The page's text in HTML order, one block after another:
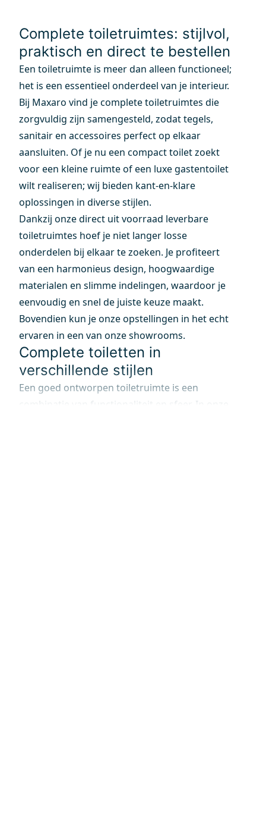
Complete toiletruimtes: stijlvol,
praktisch en direct te bestellen
Een toiletruimte is meer dan alleen functioneel;
het is een essentieel onderdeel van je interieur.
Bij Maxaro vind je complete toiletruimtes die
zorgvuldig zijn samengesteld, zodat tegels,
sanitair en accessoires perfect op elkaar
aansluiten. Of je nu een compact toilet zoekt
voor een kleine ruimte of een luxe gastentoilet
wilt realiseren; wij bieden kant-en-klare
oplossingen in diverse stijlen.
Dankzij onze direct uit voorraad leverbare
toiletruimtes hoef je niet langer losse
onderdelen bij elkaar te zoeken. Je profiteert
van een harmonieus design, hoogwaardige
materialen en slimme indelingen, waardoor je
eenvoudig en snel de juiste keuze maakt.
Bovendien kun je onze opstellingen in het echt
ervaren in een van onze showrooms.
Complete toiletten in
verschillende stijlen
Een goed ontworpen toiletruimte is een
combinatie van functionaliteit en sfeer. In onze